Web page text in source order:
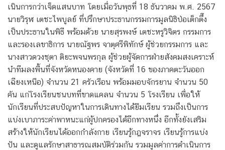
เนินการกว่าเจ็ดแสนบาท โดยเมื่อวันพุธที่ 18 ธันวาคม พ.ศ. 2567
นายวิรุฬ เตชะไพบูลย์ ที่ปรึกษาประธานกรรมการมูลนิธิป่อเต็กตึ๊ง
เป็นประธานในพิธี พร้อมด้วย นายสุรพงษ์ เตชะหรูวิจิตร กรรมการ
และรองเลขาธิการ นายณัฐพร จาตุศรีพิทักษ์ ผู้ช่วยกรรมการ และ
นางสาวดวงชุตา ติยะพจนพรกุล ผู้ช่วยผู้จัดการฝ่ายสังคมสงเคราะห์
นำทีมลงพื้นที่จังหวัดหนองคาย (จังหวัดที่ 16 ของภาคตะวันออก
เฉียงเหนือ) จำนวน 21 ครัวเรือน พร้อมมอบจักรยาน จำนวน 50
คัน แก่โรงเรียนชนบทที่ขาดแคลน จำนวน 5 โรงเรียน เพื่อให้
นักเรียนที่ประสบปัญหาในการเดินทางได้ยืมเรียน รวมถึงเป็นการ
แบ่งเบาภาระค่าพาหนะแก่ผู้ปกครองได้อีกทางหนึ่ง อีกทั้งยังเสริม
สร้างให้นักเรียนได้ออกกำลังกาย เรียนรู้กฎจราจร เรียนรู้การแบ่ง
ปัน และดูแลรักษาสาธารณสมบัติร่วมกัน รวมมูลค่าการดำเนินการ